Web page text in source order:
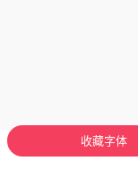
收藏字体